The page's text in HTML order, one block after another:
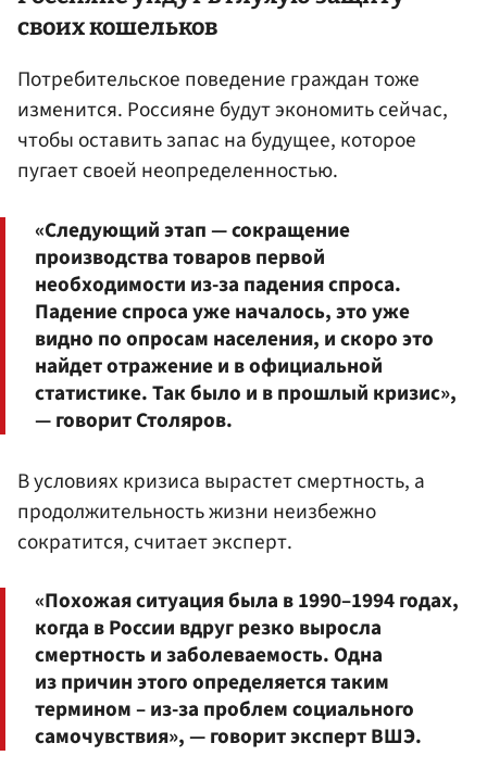
своих кошельков
Потребительское поведение граждан тоже
изменится. Россияне будут экономить сейчас,
чтобы оставить запас на будущее, которое
пугает своей неопределенностью.
«Следующий этап — сокращение
производства товаров первой
необходимости из-за падения спроса.
Падение спроса уже началось, это уже
видно по опросам населения, и скоро это
найдет отражение и в официальной
статистике. Так было и в прошлый кризис»,
— говорит Столяров.
В условиях кризиса вырастет смертность, а
продолжительность жизни неизбежно
сократится, считает эксперт.
«Похожая ситуация была в 1990–1994 годах,
когда в России вдруг резко выросла
смертность и заболеваемость. Одна
из причин этого определяется таким
термином – из-за проблем социального
самочувствия», — говорит эксперт ВШЭ.